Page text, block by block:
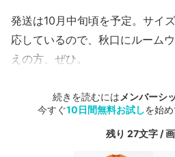
発送は10月中旬頃を予定。サイ
応しているので、秋口にルーム
えの方、ぜひ。
続きを読むには メンバーシ
今すぐ10日間無料お試しを始
残り 27文字 /